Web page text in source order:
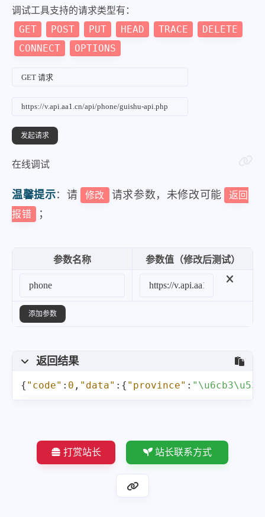
调试工具支持的请求类型有：
GET POST PUT HEAD TRACE
DELETE
CONNECT
OPTIONS
在线调试
温馨提示：请 修改 请求参数，未修改可能
返回
报错
；
参数名称 参数值（修改后测试）
添加参数
返回结果
{ "code" : 0 , "data" : { "province" :
打赏站长 站长联系方式